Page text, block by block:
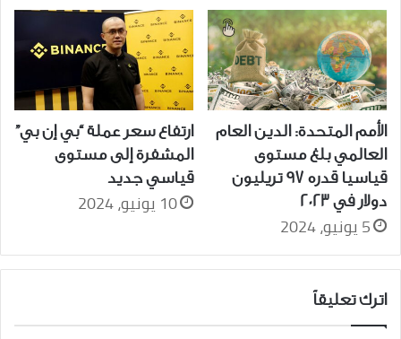
الأمم المتحدة: الدين العام
العالمي بلغ مستوى
قياسيا قدره 97 تريليون
دولار في 2023
5 يونيو، 2024
ارتفاع سعر عملة “بي إن بي”
المشفرة إلى مستوى
قياسي جديد
10 يونيو، 2024
اترك تعليقاً